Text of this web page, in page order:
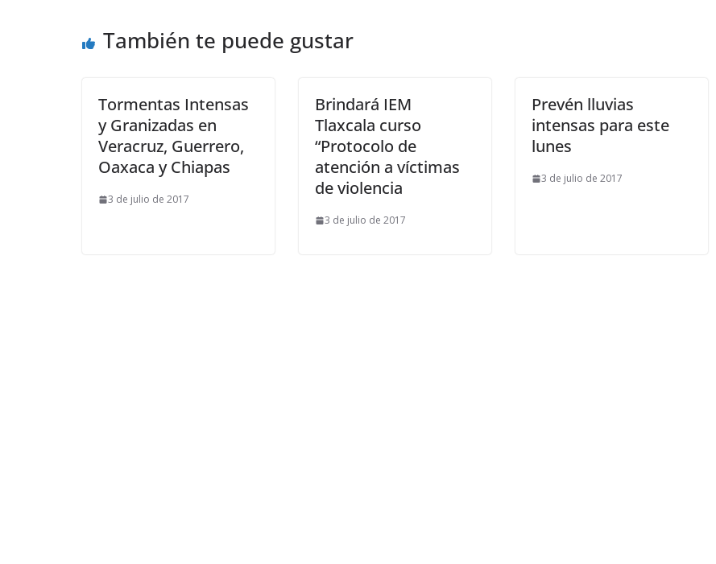
También te puede gustar
Tormentas Intensas
y Granizadas en
Veracruz, Guerrero,
Oaxaca y Chiapas
3 de julio de 2017
Brindará IEM
Tlaxcala curso
“Protocolo de
atención a víctimas
de violencia
3 de julio de 2017
Prevén lluvias
intensas para este
lunes
3 de julio de 2017